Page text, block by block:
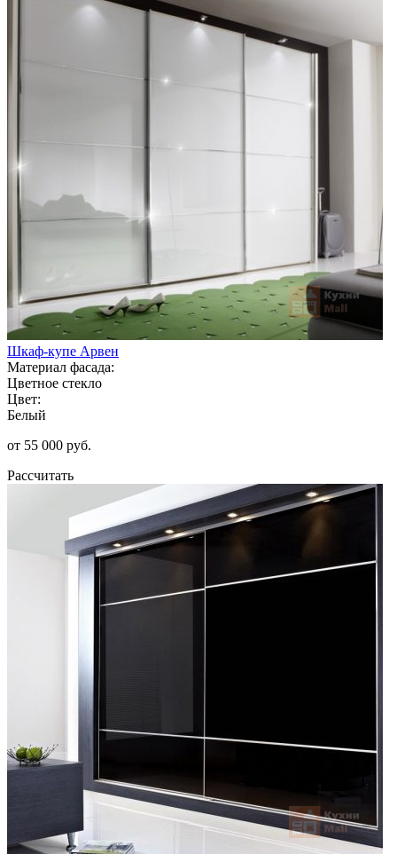
Шкаф-купе Арвен
Материал фасада:
Цветное стекло
Цвет:
Белый
от 55 000 руб.
Рассчитать